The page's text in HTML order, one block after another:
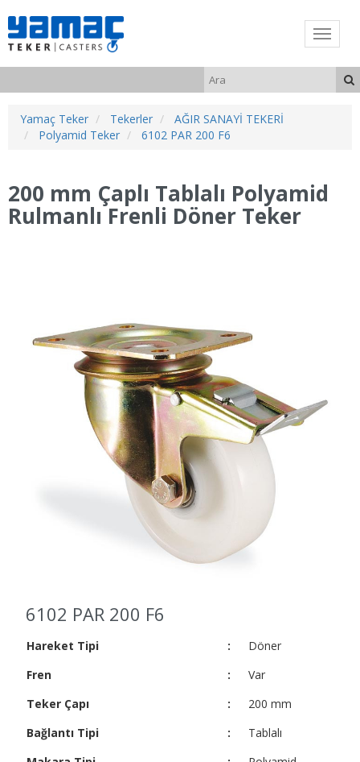
Yamaç Teker Tekerler
AĞIR SANAYİ TEKERİ
Polyamid Teker
6102 PAR 200 F6
200 mm Çaplı Tablalı Polyamid
Rulmanlı Frenli Döner Teker
6102 PAR 200 F6
Hareket Tipi :
Döner
Fren
:
Var
Teker Çapı
:
200 mm
Bağlantı Tipi
:
Tablalı